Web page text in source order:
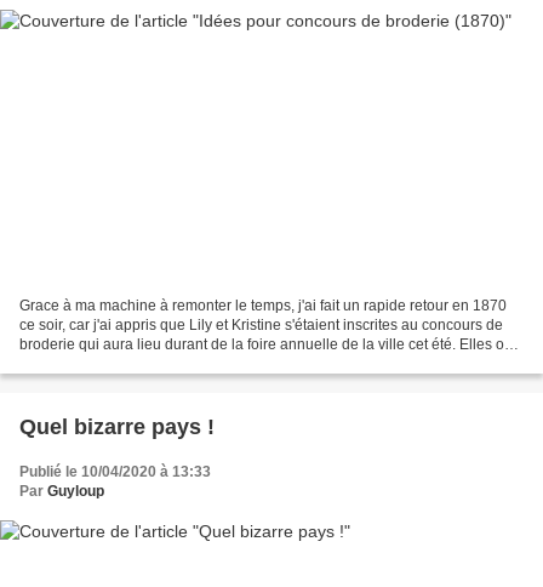
Grace à ma machine à remonter le temps, j'ai fait un rapide retour en 1870
ce soir, car j'ai appris que Lily et Kristine s'étaient inscrites au concours de
broderie qui aura lieu durant de la foire annuelle de la ville cet été. Elles ont
Quel bizarre pays !
Publié le 10/04/2020 à 13:33
Par Guyloup